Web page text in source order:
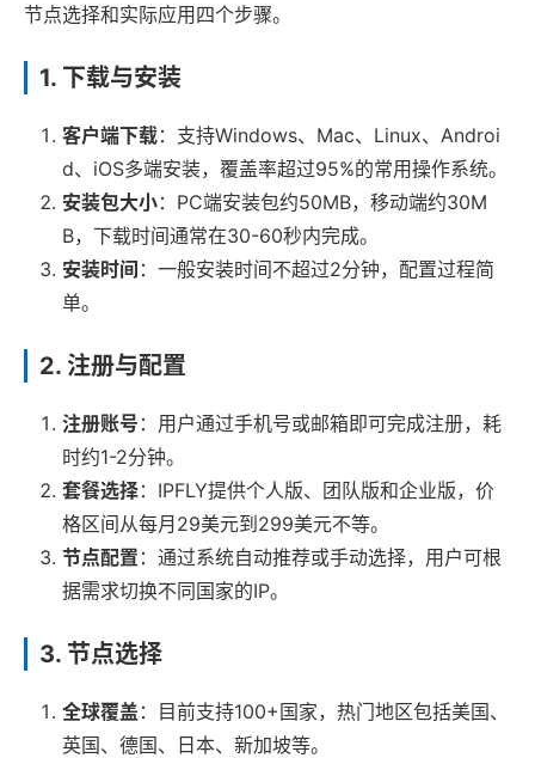
节点选择和实际应用四个步骤。
1. 下载与安装
客户端下载：支持Windows、Mac、Linux、Androi
d、iOS多端安装，覆盖率超过95%的常用操作系统。
安装包大小：PC端安装包约50MB，移动端约30M
B，下载时间通常在30-60秒内完成。
安装时间 ：一般安装时间不超过2分钟，配置过程简
单。
2. 注册与配置
注册账号 ：用户通过手机号或邮箱即可完成注册，耗
时约1-2分钟。
套餐选择：IPFLY提供个人版、团队版和企业版，价
格区间从每月29美元到299美元不等。
节点配置 ：通过系统自动推荐或手动选择，用户可根
据需求切换不同国家的IP。
3. 节点选择
全球覆盖 ：目前支持100+国家，热门地区包括美国、
英国、德国、日本、新加坡等。